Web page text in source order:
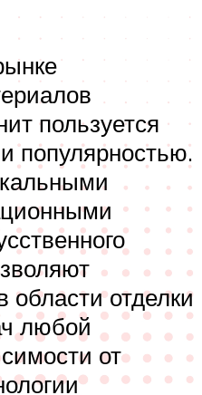
пользуется
популярностью.
области отделки
любой
от